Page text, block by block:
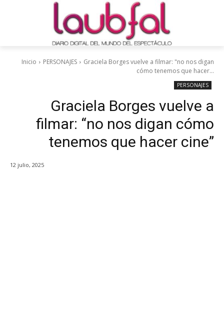
Inicio PERSONAJES
Graciela Borges vuelve a filmar: "no nos digan
cómo tenemos que hacer...
PERSONAJES
Graciela Borges vuelve a
filmar: “no nos digan cómo
tenemos que hacer cine”
12 julio, 2025